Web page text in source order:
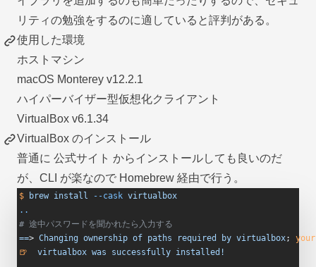
リティの勉強をするのに適していると評判がある。
使用した環境
ホストマシン
macOS Monterey v12.2.1
ハイパーバイザー型仮想化クライアント
VirtualBox v6.1.34
VirtualBox のインストール
普通に 公式サイト からインストールしても良いのだ
が、CLI が楽なので Homebrew 経由で行う。
$ brew install --cask virtualbox
..
# 途中パスワードを聞かれたら入力する
==> Changing ownership of paths required by virtualbox; your
🍺
  virtualbox
was successfully installed!